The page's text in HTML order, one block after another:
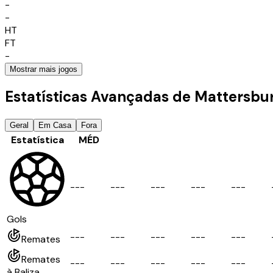
-
-
HT
FT
-
Mostrar mais jogos
Estatísticas Avançadas de
Geral Em Casa Fora
Estatística MÉD
Gols
--- --- --- --- ---
Remates --- --- --- --- ---
Remates
--- --- --- --- ---